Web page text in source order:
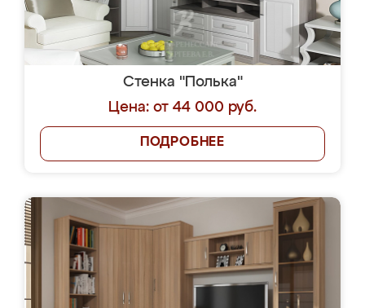
Стенка "Полька"
Цена: от 44 000 руб.
ПОДРОБНЕЕ